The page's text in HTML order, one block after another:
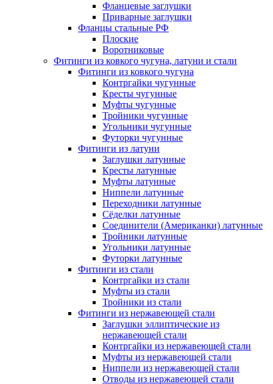
Фланцевые заглушки
Приварные заглушки
Фланцы стальные РФ
Плоские
Воротниковые
Фитинги из ковкого чугуна, латуни и стали
Фитинги из ковкого чугуна
Контргайки чугунные
Кресты чугунные
Муфты чугунные
Тройники чугунные
Угольники чугунные
Футорки чугунные
Фитинги из латуни
Заглушки латунные
Кресты латунные
Муфты латунные
Ниппели латунные
Переходники латунные
Сёделки латунные
Соединители (Американки) латунные
Тройники латунные
Угольники латунные
Футорки латунные
Фитинги из стали
Контргайки из стали
Муфты из стали
Тройники из стали
Фитинги из нержавеющей стали
Заглушки эллиптические из
нержавеющей стали
Контргайки из нержавеющей стали
Муфты из нержавеющей стали
Ниппели из нержавеющей стали
Отводы из нержавеющей стали